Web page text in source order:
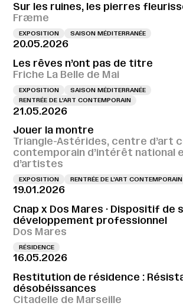
Sur les ruines, les pierres
Fræme
EXPOSITION SAISON MÉDITERRANÉE
20.05.2026
Les rêves n’ont pas de titre
Friche La Belle de Mai
EXPOSITION
SAISON MÉDITERRANÉE
RENTRÉE DE L'ART CONTEMPORAIN
21.05.2026
Jouer la montre
Triangle-Astérides, centre d’art
contemporain d’intérêt national
d’artistes
EXPOSITION RENTRÉE DE L'ART CONTEMPORAIN
19.01.2026
Cnap x Dos Mares · Dispositif de
développement professionnel
Dos Mares
RÉSIDENCE
16.05.2026
Restitution de résidence :
désobéissances
Citadelle de Marseille